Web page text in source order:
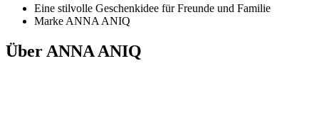
Eine stilvolle Geschenkidee für Freunde und Familie
Marke ANNA ANIQ
Über ANNA ANIQ